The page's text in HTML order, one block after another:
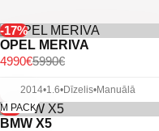
-17%
OPEL MERIVA
5990€
4990€
2014•1.6•Dīzelis•Manuālā
-9%
M PACK
BMW X5